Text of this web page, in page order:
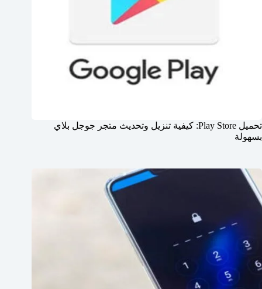
تحميل Play Store: كيفية تنزيل وتحديث متجر جوجل بلاي
بسهولة